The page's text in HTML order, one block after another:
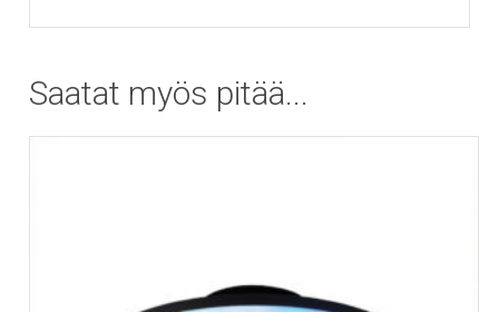
Saatat myös pitää...